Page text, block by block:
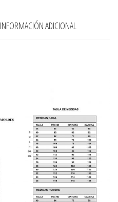
INFORMACIÓN ADICIONAL